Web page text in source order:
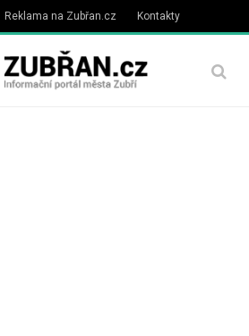
Reklama na Zubřan.cz Kontakty